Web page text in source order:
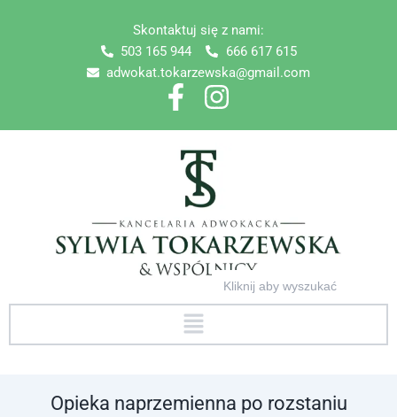
Skontaktuj się z nami:
503 165 944
666 617 615
adwokat.tokarzewska@gmail.com
Menu
Search
for:
Opieka naprzemienna po rozstaniu